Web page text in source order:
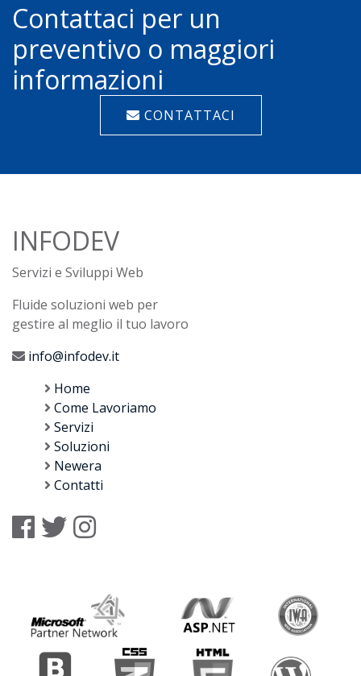
Contattaci per un
preventivo o maggiori
informazioni
CONTATTACI
INFODEV
Servizi e Sviluppi Web
Fluide soluzioni web per
gestire al meglio il tuo lavoro
info@infodev.it
Home
Come Lavoriamo
Servizi
Soluzioni
Newera
Contatti